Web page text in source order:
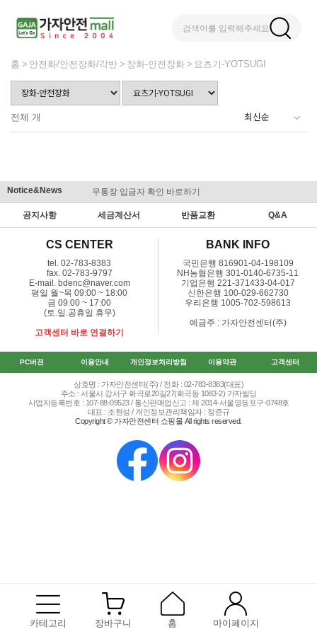
검색어를 입력해주세요
카테고리 장바구니 홈 마이페이지
홈 안전화/안전장화/각반 장화-안전장화 요츠기-YOTSUGI
전체 개
Notice&News 무통장 입금자 확인 바로하기
공지사항 세금계산서 반품교환 Q&A
CS CENTER
tel. 02-783-8383
fax. 02-783-9797
E-mail. bdenc@naver.com
평일 월~목 09:00 ~ 18:00
금 09:00 ~ 17:00
(토.일.공휴일 휴무)
고객센터 바로 연결하기
BANK INFO
국민은행 816901-04-198109
NH농협은행 301-0140-6735-11
기업은행 221-371433-04-017
신한은행 100-029-662730
우리은행 1005-702-598613
예금주 : 가자안전센터(주)
PC버전 이용안내 개인정보처리방침 이용약관 고객센터
상호명 : 가자안전센터(주) / 전화 : 02-783-8383(대표)
주소 : 서울시 강서구 화곡로20길27(화곡동 1083-2) 가자빌딩
사업자등록번호 : 107-88-09523 / 통신판매업신고 : 제 2014-서울영등포구-0748호
대표 : 조현성 / 개인정보관리책임자 : 정준규
Copyright © 가자안전센터 쇼핑몰 All rights reserved.